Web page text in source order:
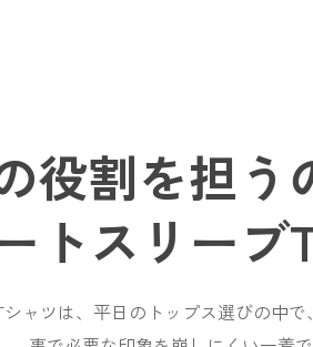
役割を担う
トスリーブ
ャツは、平日のトップス選びの中